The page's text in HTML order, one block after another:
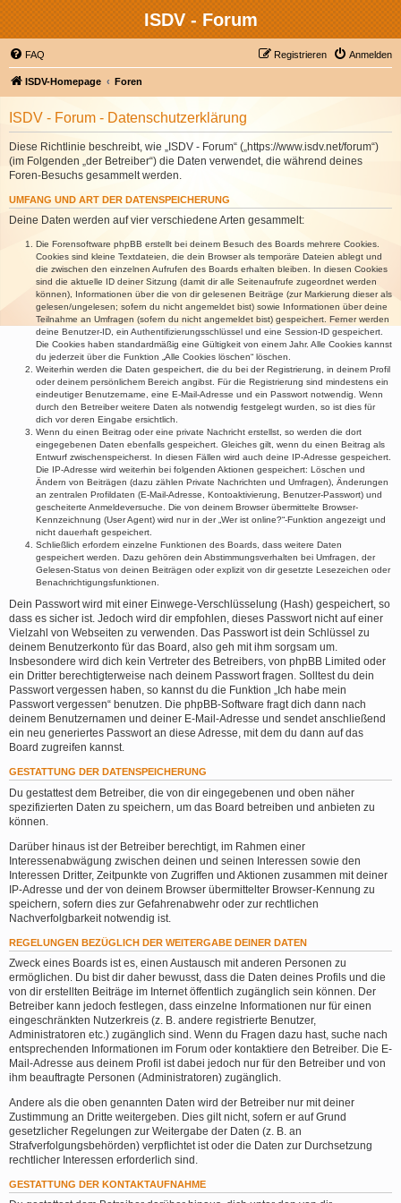
ISDV - Forum
FAQ Anmelden
Registrieren
ISDV-Homepage Foren
ISDV - Forum - Datenschutzerklärung
Diese Richtlinie beschreibt, wie „ISDV - Forum“ („https://www.isdv.net/forum“)
(im Folgenden „der Betreiber“) die Daten verwendet, die während deines
Foren-Besuchs gesammelt werden.
UMFANG UND ART DER DATENSPEICHERUNG
Deine Daten werden auf vier verschiedene Arten gesammelt:
Die Forensoftware phpBB erstellt bei deinem Besuch des Boards mehrere Cookies.
Cookies sind kleine Textdateien, die dein Browser als temporäre Dateien ablegt und
die zwischen den einzelnen Aufrufen des Boards erhalten bleiben. In diesen Cookies
sind die aktuelle ID deiner Sitzung (damit dir alle Seitenaufrufe zugeordnet werden
können), Informationen über die von dir gelesenen Beiträge (zur Markierung dieser als
gelesen/ungelesen; sofern du nicht angemeldet bist) sowie Informationen über deine
Teilnahme an Umfragen (sofern du nicht angemeldet bist) gespeichert. Ferner werden
deine Benutzer-ID, ein Authentifizierungsschlüssel und eine Session-ID gespeichert.
Die Cookies haben standardmäßig eine Gültigkeit von einem Jahr. Alle Cookies kannst
du jederzeit über die Funktion „Alle Cookies löschen“ löschen.
Weiterhin werden die Daten gespeichert, die du bei der Registrierung, in deinem Profil
oder deinem persönlichem Bereich angibst. Für die Registrierung sind mindestens ein
eindeutiger Benutzername, eine E-Mail-Adresse und ein Passwort notwendig. Wenn
durch den Betreiber weitere Daten als notwendig festgelegt wurden, so ist dies für
dich vor deren Eingabe ersichtlich.
Wenn du einen Beitrag oder eine private Nachricht erstellst, so werden die dort
eingegebenen Daten ebenfalls gespeichert. Gleiches gilt, wenn du einen Beitrag als
Entwurf zwischenspeicherst. In diesen Fällen wird auch deine IP-Adresse gespeichert.
Die IP-Adresse wird weiterhin bei folgenden Aktionen gespeichert: Löschen und
Ändern von Beiträgen (dazu zählen Private Nachrichten und Umfragen), Änderungen
an zentralen Profildaten (E-Mail-Adresse, Kontoaktivierung, Benutzer-Passwort) und
gescheiterte Anmeldeversuche. Die von deinem Browser übermittelte Browser-
Kennzeichnung (User Agent) wird nur in der „Wer ist online?“-Funktion angezeigt und
nicht dauerhaft gespeichert.
Schließlich erfordern einzelne Funktionen des Boards, dass weitere Daten
gespeichert werden. Dazu gehören dein Abstimmungsverhalten bei Umfragen, der
Gelesen-Status von deinen Beiträgen oder explizit von dir gesetzte Lesezeichen oder
Benachrichtigungsfunktionen.
Dein Passwort wird mit einer Einwege-Verschlüsselung (Hash) gespeichert, so
dass es sicher ist. Jedoch wird dir empfohlen, dieses Passwort nicht auf einer
Vielzahl von Webseiten zu verwenden. Das Passwort ist dein Schlüssel zu
deinem Benutzerkonto für das Board, also geh mit ihm sorgsam um.
Insbesondere wird dich kein Vertreter des Betreibers, von phpBB Limited oder
ein Dritter berechtigterweise nach deinem Passwort fragen. Solltest du dein
Passwort vergessen haben, so kannst du die Funktion „Ich habe mein
Passwort vergessen“ benutzen. Die phpBB-Software fragt dich dann nach
deinem Benutzernamen und deiner E-Mail-Adresse und sendet anschließend
ein neu generiertes Passwort an diese Adresse, mit dem du dann auf das
Board zugreifen kannst.
GESTATTUNG DER DATENSPEICHERUNG
Du gestattest dem Betreiber, die von dir eingegebenen und oben näher
spezifizierten Daten zu speichern, um das Board betreiben und anbieten zu
können.
Darüber hinaus ist der Betreiber berechtigt, im Rahmen einer
Interessenabwägung zwischen deinen und seinen Interessen sowie den
Interessen Dritter, Zeitpunkte von Zugriffen und Aktionen zusammen mit deiner
IP-Adresse und der von deinem Browser übermittelter Browser-Kennung zu
speichern, sofern dies zur Gefahrenabwehr oder zur rechtlichen
Nachverfolgbarkeit notwendig ist.
REGELUNGEN BEZÜGLICH DER WEITERGABE DEINER DATEN
Zweck eines Boards ist es, einen Austausch mit anderen Personen zu
ermöglichen. Du bist dir daher bewusst, dass die Daten deines Profils und die
von dir erstellten Beiträge im Internet öffentlich zugänglich sein können. Der
Betreiber kann jedoch festlegen, dass einzelne Informationen nur für einen
eingeschränkten Nutzerkreis (z. B. andere registrierte Benutzer,
Administratoren etc.) zugänglich sind. Wenn du Fragen dazu hast, suche nach
entsprechenden Informationen im Forum oder kontaktiere den Betreiber. Die E-
Mail-Adresse aus deinem Profil ist dabei jedoch nur für den Betreiber und von
ihm beauftragte Personen (Administratoren) zugänglich.
Andere als die oben genannten Daten wird der Betreiber nur mit deiner
Zustimmung an Dritte weitergeben. Dies gilt nicht, sofern er auf Grund
gesetzlicher Regelungen zur Weitergabe der Daten (z. B. an
Strafverfolgungsbehörden) verpflichtet ist oder die Daten zur Durchsetzung
rechtlicher Interessen erforderlich sind.
GESTATTUNG DER KONTAKTAUFNAHME